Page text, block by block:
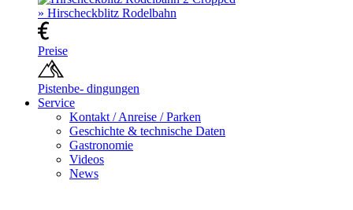
» Hirscheckblitz Rodelbahn
Preise
Pistenbe- dingungen
Service
Kontakt / Anreise / Parken
Geschichte & technische Daten
Gastronomie
Videos
News